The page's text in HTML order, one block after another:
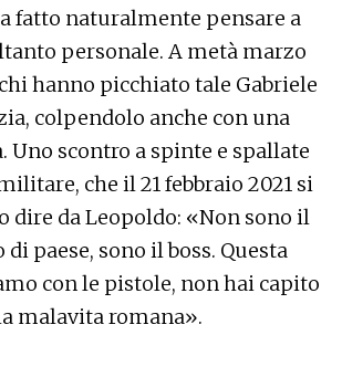
fatto naturalmente pensare a
personale. A metà marzo
hanno picchiato tale Gabriele
colpendolo anche con una
Uno scontro a spinte e spallate
che il 21 febbraio 2021 si
dire da Leopoldo: «Non sono il
paese, sono il boss. Questa
con le pistole, non hai capito
malavita romana».